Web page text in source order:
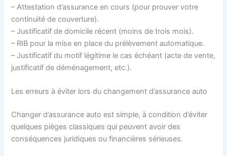
– Attestation d’assurance en cours (pour prouver votre
continuité de couverture).
– Justificatif de domicile récent (moins de trois mois).
– RIB pour la mise en place du prélèvement automatique.
– Justificatif du motif légitime le cas échéant (acte de vente,
justificatif de déménagement, etc.).
Les erreurs à éviter lors du changement d’assurance auto
Changer d’assurance auto est simple, à condition d’éviter
quelques pièges classiques qui peuvent avoir des
conséquences juridiques ou financières sérieuses.